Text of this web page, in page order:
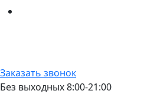
Заказать звонок
Без выходных 8:00-21:00